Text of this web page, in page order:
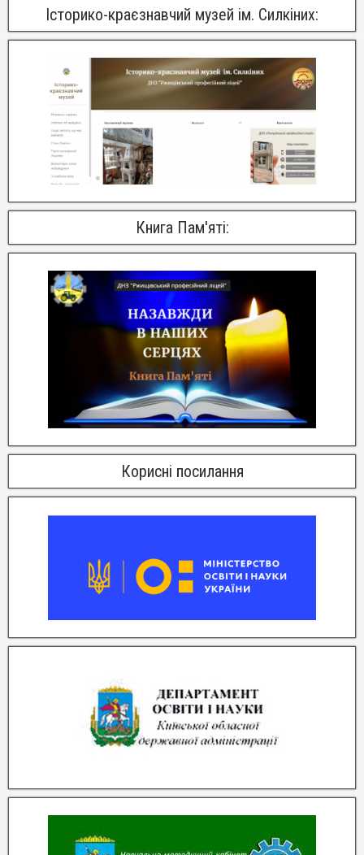
Історико-краєзнавчий музей ім. Силкіних:
Книга Пам'яті:
Корисні посилання